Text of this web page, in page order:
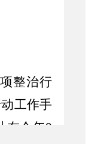
整治行
工作手
在今年8